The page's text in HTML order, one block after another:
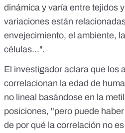
dinámica y varía entre tejidos
variaciones están
envejecimiento, el ambiente,
células...".
El investigador aclara que los
correlacionan la edad de
no lineal basándose en la
posiciones, "pero puede
de por qué la correlación no